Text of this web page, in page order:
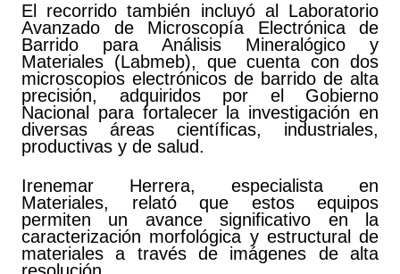
El recorrido también incluyó al Laboratorio
Avanzado de Microscopía Electrónica de
Barrido para Análisis Mineralógico y
Materiales (Labmeb), que cuenta con dos
microscopios electrónicos de barrido de alta
precisión, adquiridos por el Gobierno
Nacional para fortalecer la investigación en
diversas áreas científicas, industriales,
productivas y de salud.
Irenemar Herrera, especialista en
Materiales, relató que estos equipos
permiten un avance significativo en la
caracterización morfológica y estructural de
materiales a través de imágenes de alta